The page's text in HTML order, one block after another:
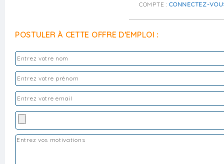
COMPTE :CONNECTEZ-
POSTULER À CETTE OFFRE D'EMPLOI :